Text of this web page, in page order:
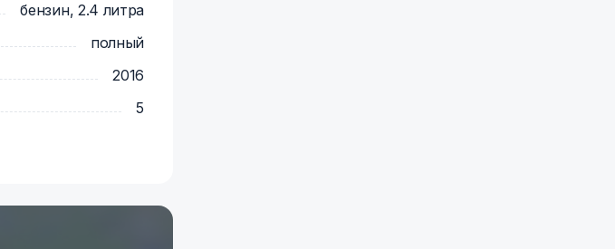
бензин, 2.4 литра
полный
2016
5